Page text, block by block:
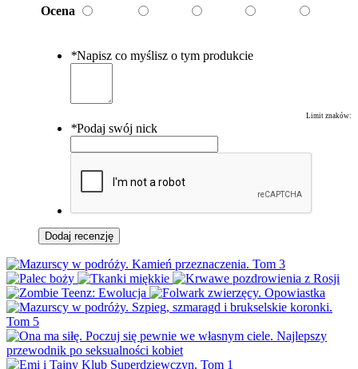
Ocena
*Napisz co myślisz o tym produkcie
Limit znaków:
*Podaj swój nick
Dodaj recenzję